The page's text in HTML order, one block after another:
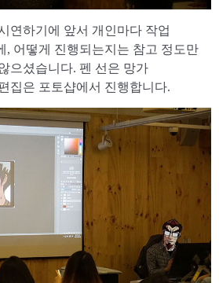
연하기에 앞서 개인마다 작업
, 어떻게 진행되는지는 참고 정도만
으셨습니다. 펜 선은 망가
집은 포토샵에서 진행합니다.